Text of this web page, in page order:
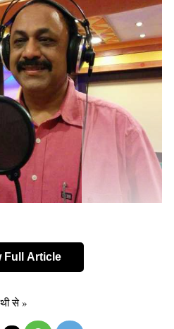
होने के बाबजूद सालों से बिस्तर पर
Full Article
से »